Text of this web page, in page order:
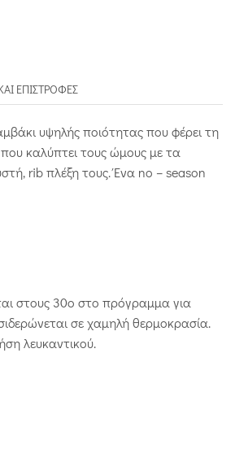
ΕΠΙΣΤΡΟΦΈΣ
υψηλής ποιότητας που φέρει τη
καλύπτει τους ώμους με τα
rib πλέξη τους. Ένα no – season
στους 30ο στο πρόγραμμα για
σε χαμηλή θερμοκρασία.
λευκαντικού.